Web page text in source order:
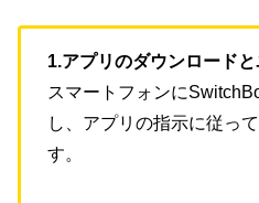
1.アプリのダウンロード
スマートフォンに
し、アプリの指示に従っ
す。